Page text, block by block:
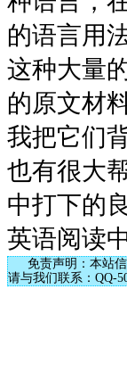
的语言用
这种大量
的原文材
我把它们
也有很大
中打下的
英语阅读
免责声明：本站信
请与我们联系：QQ-